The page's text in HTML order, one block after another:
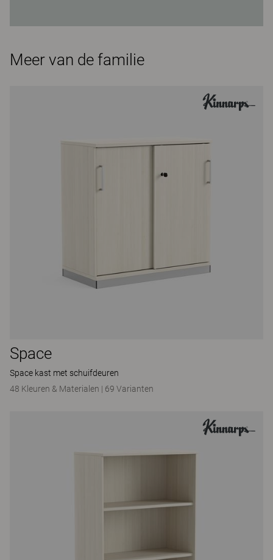
Meer van de familie
Space
Space kast met schuifdeuren
48 Kleuren & Materialen | 69 Varianten